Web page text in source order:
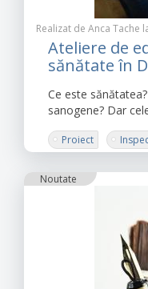
Realizat de Anca Tache
Ateliere de
sănătate în
Ce este
sanogene? Dar
Proiect
în județul Dolj
Noutate